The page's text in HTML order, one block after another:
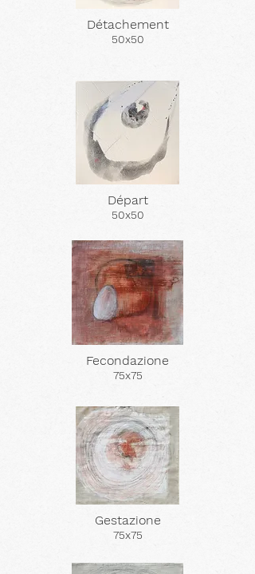
Détachement
50x50
Départ
50x50
Fecondazione
75x75
Gestazione
75x75